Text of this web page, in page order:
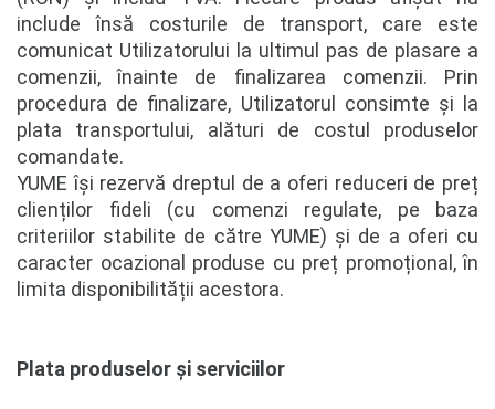
include însă costurile de transport, care este
comunicat Utilizatorului la ultimul pas de plasare a
comenzii, înainte de finalizarea comenzii. Prin
procedura de finalizare, Utilizatorul consimte și la
plata transportului, alături de costul produselor
comandate.
YUME își rezervă dreptul de a oferi reduceri de preț
clienților fideli (cu comenzi regulate, pe baza
criteriilor stabilite de către YUME) și de a oferi cu
caracter ocazional produse cu preț promoțional, în
limita disponibilității acestora.
Plata produselor și serviciilor